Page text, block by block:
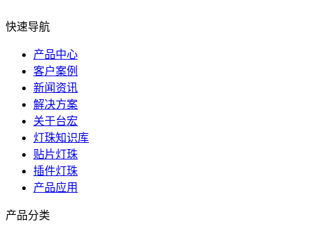
快速导航
产品中心
客户案例
新闻资讯
解决方案
关于台宏
灯珠知识库
贴片灯珠
插件灯珠
产品应用
产品分类